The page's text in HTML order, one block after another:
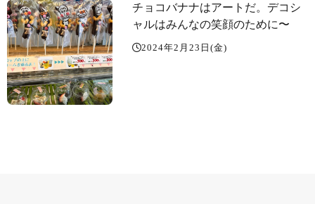
チョコバナナはアートだ。デコシ
ャルはみんなの笑顔のために〜
2024年2月23日(金)